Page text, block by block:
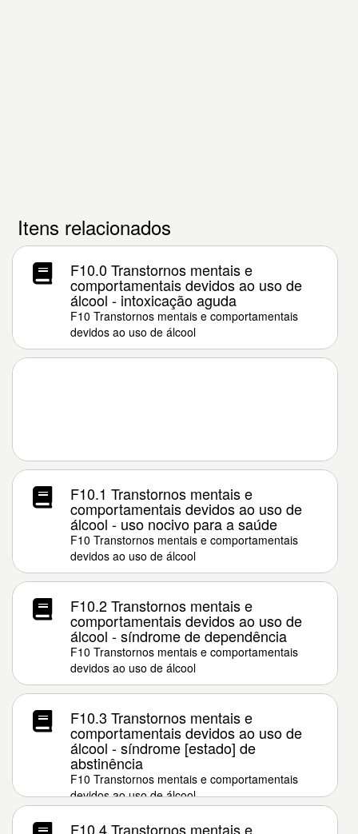
Itens relacionados
F10.0 Transtornos mentais e
comportamentais devidos ao uso de
álcool - intoxicação aguda
F10 Transtornos mentais e comportamentais
devidos ao uso de álcool
F10.1 Transtornos mentais e
comportamentais devidos ao uso de
álcool - uso nocivo para a saúde
F10 Transtornos mentais e comportamentais
devidos ao uso de álcool
F10.2 Transtornos mentais e
comportamentais devidos ao uso de
álcool - síndrome de dependência
F10 Transtornos mentais e comportamentais
devidos ao uso de álcool
F10.3 Transtornos mentais e
comportamentais devidos ao uso de
álcool - síndrome [estado] de
abstinência
F10 Transtornos mentais e comportamentais
devidos ao uso de álcool
F10.4 Transtornos mentais e